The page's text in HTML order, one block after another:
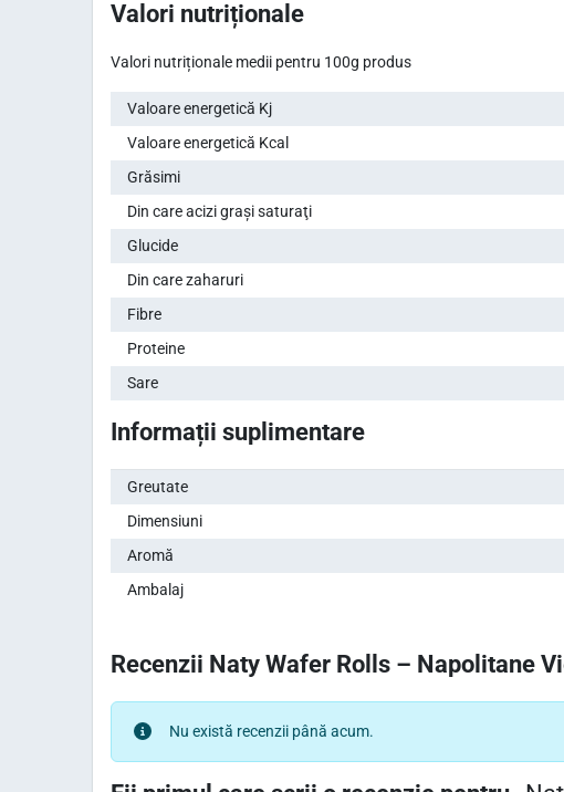
Valori nutriționale
Valori nutriționale medii pentru 100g produs
Valoare energetică Kj
Valoare energetică Kcal
Grăsimi
Din care acizi graşi saturaţi
Glucide
Din care zaharuri
Fibre
Proteine
Sare
Informații suplimentare
Greutate
Dimensiuni
Aromă
Ambalaj
Recenzii Naty Wafer Rolls – Napolitane
Nu există recenzii până acum.